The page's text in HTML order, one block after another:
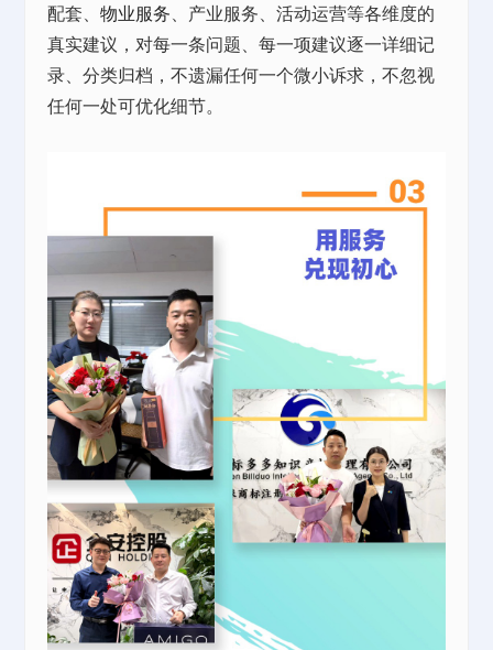
配套、物业服务、产业服务、活动运营等各维度的
真实建议，对每一条问题、每一项建议逐一详细记
录、分类归档，不遗漏任何一个微小诉求，不忽视
任何一处可优化细节。